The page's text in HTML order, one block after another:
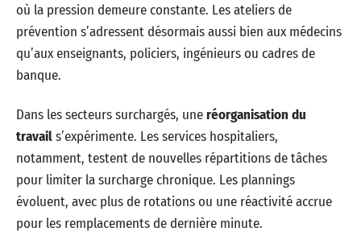
où la pression demeure constante. Les ateliers de
prévention s’adressent désormais aussi bien aux médecins
qu’aux enseignants, policiers, ingénieurs ou cadres de
banque.
Dans les secteurs surchargés, uneréorganisation du
travails’expérimente. Les services hospitaliers,
notamment, testent de nouvelles répartitions de tâches
pour limiter la surcharge chronique. Les plannings
évoluent, avec plus de rotations ou une réactivité accrue
pour les remplacements de dernière minute.